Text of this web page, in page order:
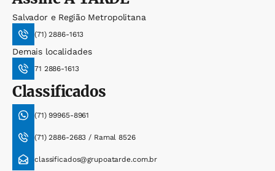
Salvador e Região Metropolitana
(71) 2886-1613
Demais localidades
71 2886-1613
Classificados
(71) 99965-8961
(71) 2886-2683 / Ramal 8526
classificados@grupoatarde.com.br